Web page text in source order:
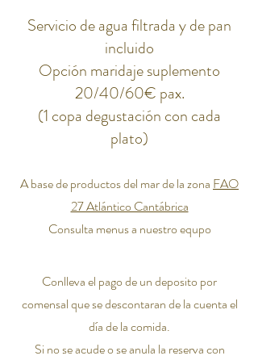
Servicio de agua filtrada y de pan
incluido
Opción maridaje suplemento
20/40/60€ pax.
(1 copa degustación con cada
plato)
A base de productos del mar de la zona FAO
27 Atlántico Cantábrica
Consulta menus a nuestro equpo
Conlleva el pago de un deposito por
comensal que se descontaran de la cuenta el
día de la comida.
Si no se acude o se anula la reserva con